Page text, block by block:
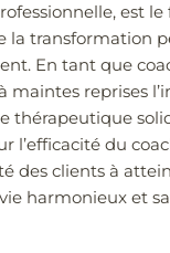
est
la transformation
En tant que
maintes reprises
thérapeutique
l’efficacité du
des clients à
harmonieux et